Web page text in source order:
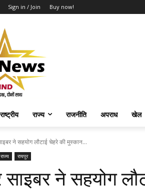
Sign in / Join Buy now!
राष्ट्रीय राज्य राजनीति अपराध खेल
ने सहयोग लौटाई चेहरे की मुस्कान...
राज्य रायपुर
ने सहयोग